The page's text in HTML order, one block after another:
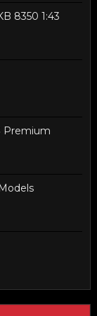
8350 1:43
Premium